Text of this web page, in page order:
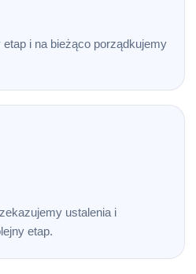
i na bieżąco porządkujemy
ustalenia i
etap.